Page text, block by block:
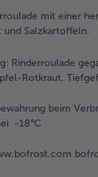
mit einer
Salzkartoffeln.
Rinderroulade
Rotkraut.
beim
-18°C